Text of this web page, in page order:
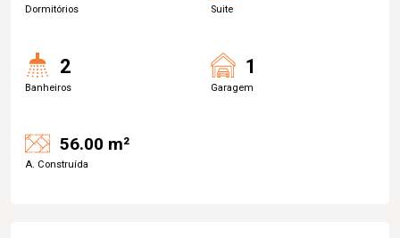
Dormitórios Suite
2
Banheiros
1
Garagem
56.00 m²
A. Construída